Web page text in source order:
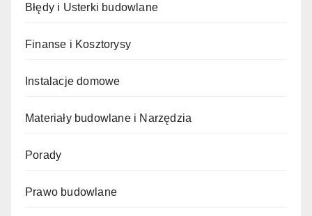
Błędy i Usterki budowlane
Finanse i Kosztorysy
Instalacje domowe
Materiały budowlane i Narzędzia
Porady
Prawo budowlane